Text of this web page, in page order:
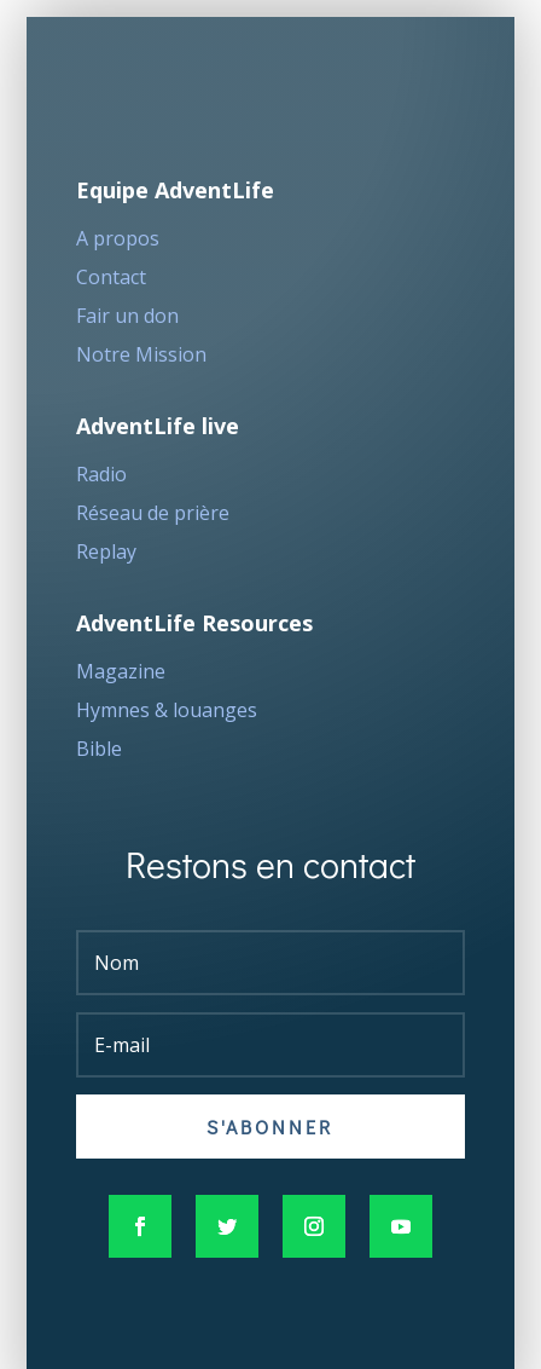
Equipe AdventLife
A propos
Contact
Fair un don
Notre Mission
AdventLife live
Radio
Réseau de prière
Replay
AdventLife Resources
Magazine
Hymnes & louanges
Bible
Restons en contact
S'ABONNER